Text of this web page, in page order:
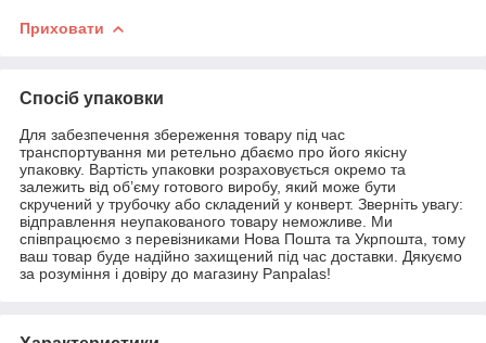
Приховати
Спосіб упаковки
Для забезпечення збереження товару під час
транспортування ми ретельно дбаємо про його якісну
упаковку. Вартість упаковки розраховується окремо та
залежить від об’єму готового виробу, який може бути
скручений у трубочку або складений у конверт. Зверніть увагу:
відправлення неупакованого товару неможливе. Ми
співпрацюємо з перевізниками Нова Пошта та Укрпошта, тому
ваш товар буде надійно захищений під час доставки. Дякуємо
за розуміння і довіру до магазину Panpalas!